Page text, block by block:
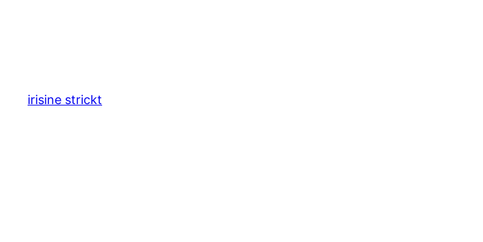
irisine strickt